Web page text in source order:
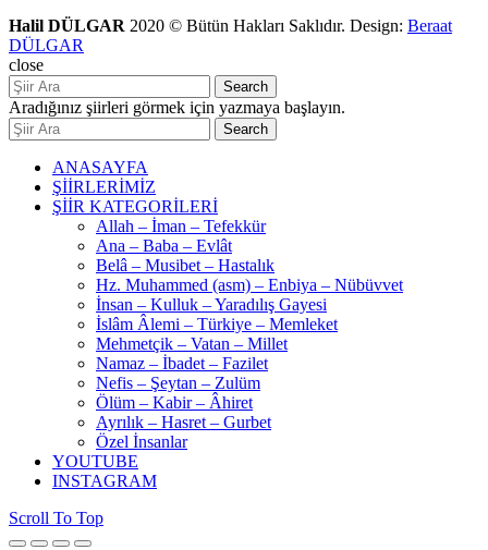
Halil DÜLGAR 2020 © Bütün Hakları Saklıdır. Design: Beraat
DÜLGAR
close
Search
Aradığınız şiirleri görmek için yazmaya başlayın.
Search
ANASAYFA
ŞİİRLERİMİZ
ŞİİR KATEGORİLERİ
Allah – İman – Tefekkür
Ana – Baba – Evlât
Belâ – Musibet – Hastalık
Hz. Muhammed (asm) – Enbiya – Nübüvvet
İnsan – Kulluk – Yaradılış Gayesi
İslâm Âlemi – Türkiye – Memleket
Mehmetçik – Vatan – Millet
Namaz – İbadet – Fazilet
Nefis – Şeytan – Zulüm
Ölüm – Kabir – Âhiret
Ayrılık – Hasret – Gurbet
Özel İnsanlar
YOUTUBE
INSTAGRAM
Scroll To Top